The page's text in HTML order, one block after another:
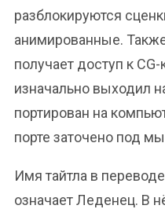
разблокируются
анимированные.
получает доступ к
изначально выходил
портирован на
порте заточено под
Имя тайтла в
означает Леденец. В